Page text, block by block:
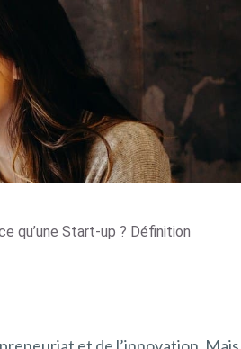
qu’une Start-up ? Définition